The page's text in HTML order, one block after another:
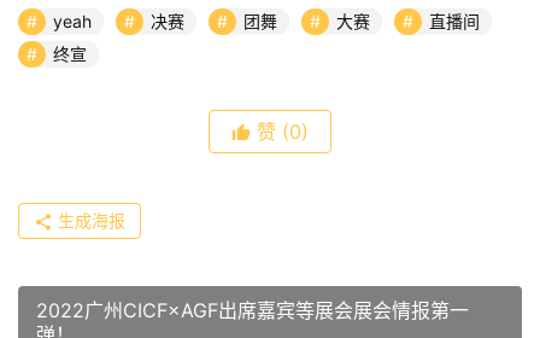
yeah 决赛 团舞 大赛
直播间
终宣
赞 (0)
生成海报
2022广州CICF×AGF出席嘉宾等展会展会情报第一